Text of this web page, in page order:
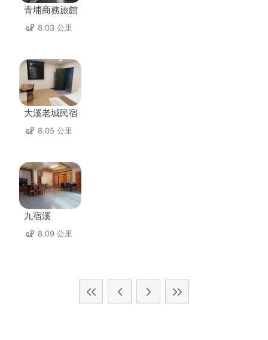
青埔商務旅館
8.03 公里
大溪老城民宿
8.05 公里
九宿溪
8.09 公里